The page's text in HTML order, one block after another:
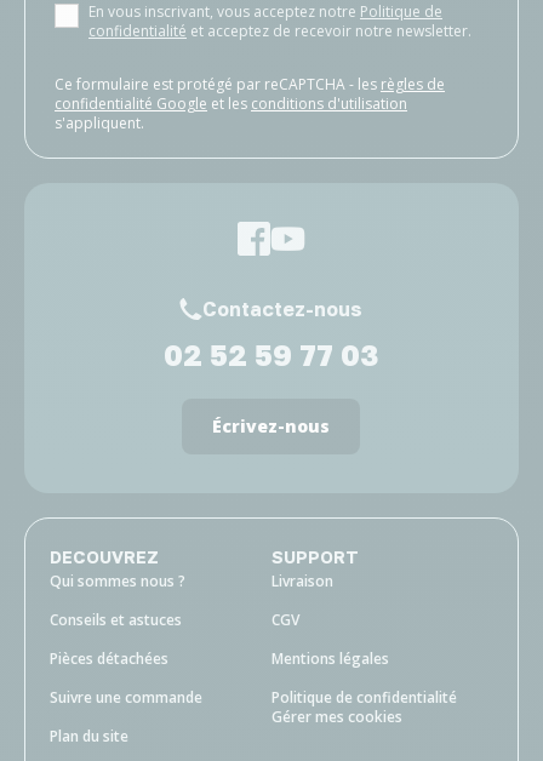
En vous inscrivant, vous acceptez notre Politique de
confidentialité et acceptez de recevoir notre newsletter.
Ce formulaire est protégé par reCAPTCHA - les règles de
confidentialité Google et les conditions d'utilisation
s'appliquent.
Contactez-nous
02 52 59 77 03
Écrivez-nous
DECOUVREZ
Qui sommes nous ?
Conseils et astuces
Pièces détachées
Suivre une commande
Plan du site
SUPPORT
Livraison
CGV
Mentions légales
Politique de confidentialité
Gérer mes cookies